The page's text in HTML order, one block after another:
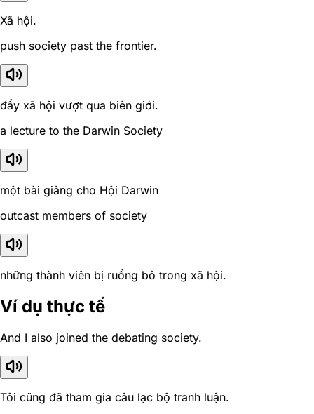
Xã hội.
push society past the frontier.
đẩy xã hội vượt qua biên giới.
a lecture to the Darwin Society
một bài giảng cho Hội Darwin
outcast members of society
những thành viên bị ruồng bỏ trong xã hội.
Ví dụ thực tế
And I also joined the debating society.
Tôi cũng đã tham gia câu lạc bộ tranh luận.